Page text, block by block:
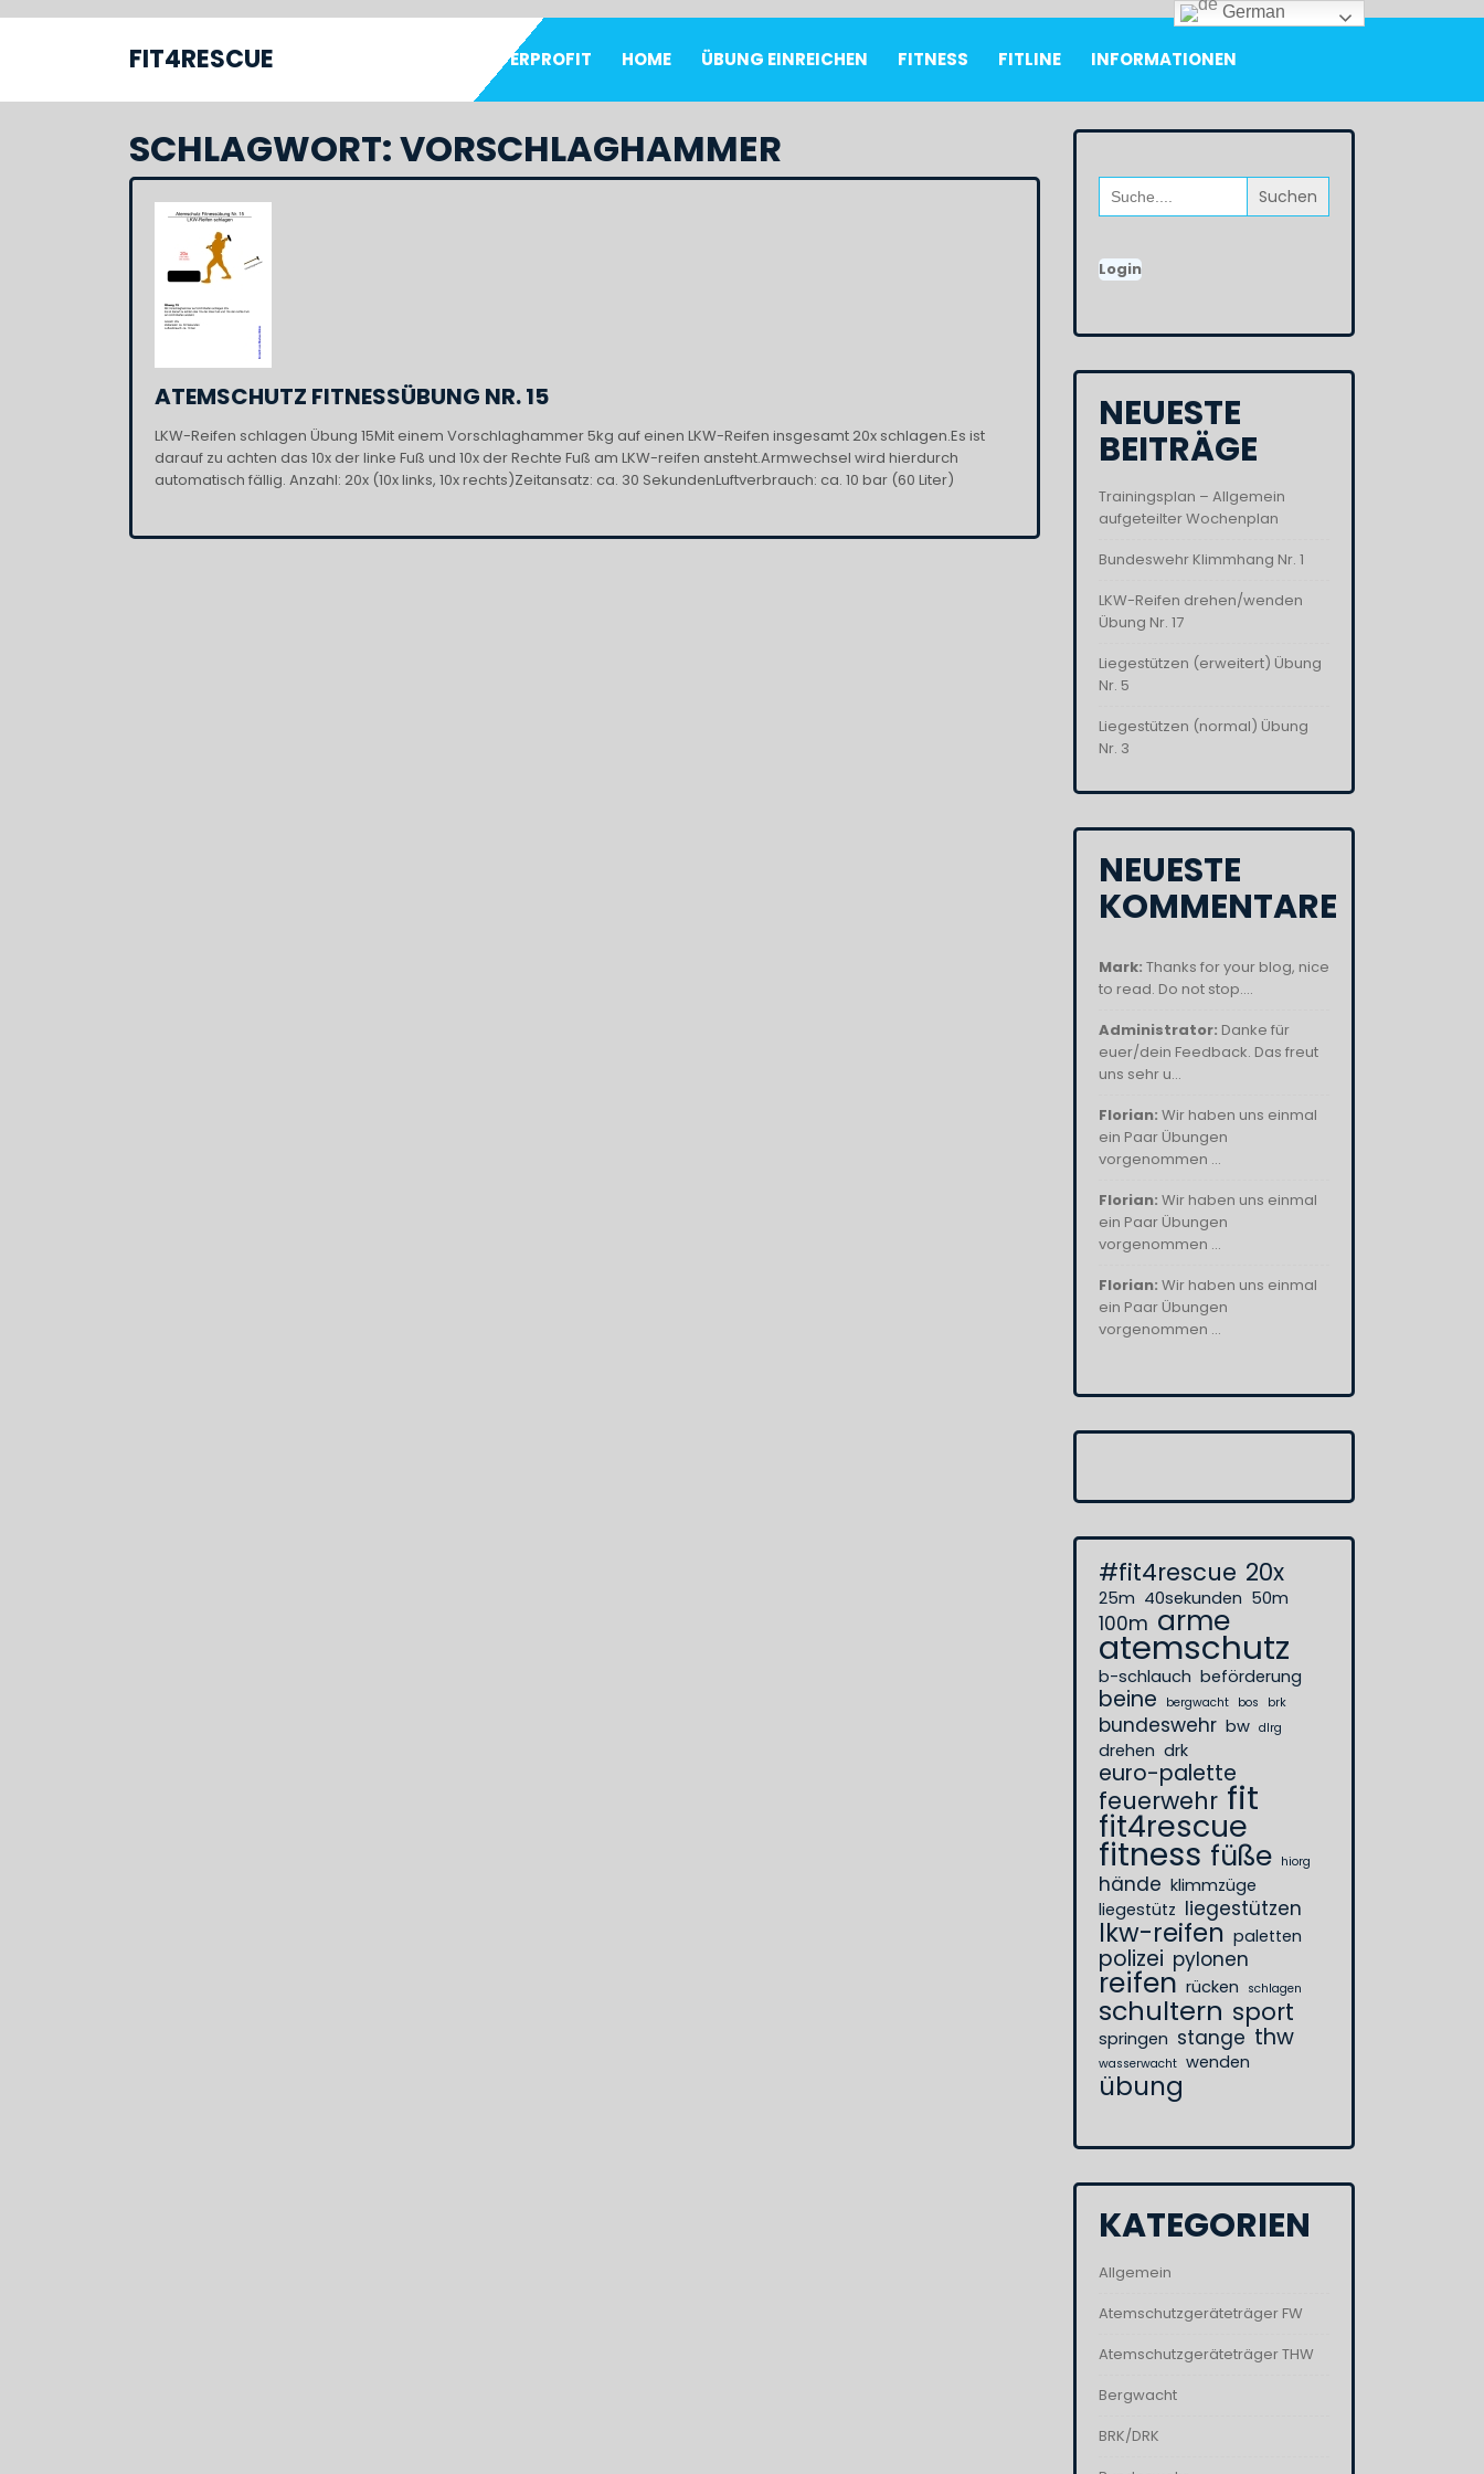
FIT4RESCUE SUPERPROFIT HOME ÜBUNG EINREICHEN FITNESS FITLINE INFORMATIONEN
SCHLAGWORT:VORSCHLAGHAMMER
ATEMSCHUTZ FITNESSÜBUNG NR. 15
LKW-Reifen schlagen Übung 15Mit einem Vorschlaghammer 5kg auf einen LKW-Reifen insgesamt 20x schlagen.Es ist
darauf zu achten das 10x der linke Fuß und 10x der Rechte Fuß am LKW-reifen ansteht.Armwechsel wird hierdurch
automatisch fällig. Anzahl: 20x (10x links, 10x rechts)Zeitansatz: ca. 30 SekundenLuftverbrauch: ca. 10 bar (60 Liter)
Search
for:
Login
NEUESTE
BEITRÄGE
Trainingsplan – Allgemein
aufgeteilter Wochenplan
Bundeswehr Klimmhang Nr. 1
LKW-Reifen drehen/wenden
Übung Nr. 17
Liegestützen (erweitert) Übung
Nr. 5
Liegestützen (normal) Übung
Nr. 3
NEUESTE
KOMMENTARE
Mark: Thanks for your blog, nice
to read. Do not stop....
Administrator: Danke für
euer/dein Feedback. Das freut
uns sehr u...
Florian: Wir haben uns einmal
ein Paar Übungen
vorgenommen ...
Florian: Wir haben uns einmal
ein Paar Übungen
vorgenommen ...
Florian: Wir haben uns einmal
ein Paar Übungen
vorgenommen ...
#fit4rescue 20x
25m 40sekunden 50m
100m arme
atemschutz
b-schlauch beförderung
beine bergwacht bos brk
bundeswehr bw dlrg
drehen drk
euro-palette
feuerwehr fit
fit4rescue
fitness füße hiorg
hände klimmzüge
liegestütz liegestützen
lkw-reifen paletten
polizei pylonen
reifen rücken schlagen
schultern sport
springen stange thw
wasserwacht wenden
übung
KATEGORIEN
Allgemein
Atemschutzgeräteträger FW
Atemschutzgeräteträger THW
Bergwacht
BRK/DRK
German